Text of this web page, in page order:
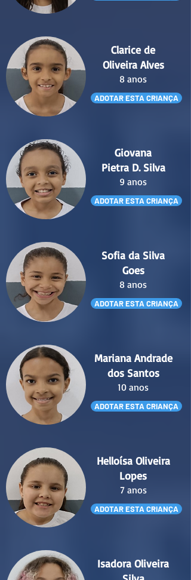
Clarice de
Oliveira Alves
8 anos
ADOTAR ESTA CRIANÇA
Giovana
Pietra D. Silva
9 anos
ADOTAR ESTA CRIANÇA
Sofia da Silva
Goes
8 anos
ADOTAR ESTA CRIANÇA
Mariana Andrade
dos Santos
10 anos
ADOTAR ESTA CRIANÇA
Helloísa Oliveira
Lopes
7 anos
ADOTAR ESTA CRIANÇA
Isadora Oliveira